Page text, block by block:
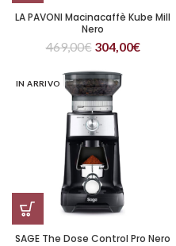
LA PAVONI Macinacaffè Kube Mill
Nero
469,00€ 304,00€
IN ARRIVO
SAGE The Dose Control Pro Nero